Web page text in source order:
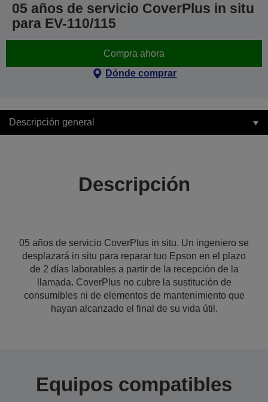
05 años de servicio CoverPlus in situ
para EV-110/115
Compra ahora
Dónde comprar
Descripción general
Descripción
05 años de servicio CoverPlus in situ. Un ingeniero se
desplazará in situ para reparar tuo Epson en el plazo
de 2 días laborables a partir de la recepción de la
llamada. CoverPlus no cubre la sustitución de
consumibles ni de elementos de mantenimiento que
hayan alcanzado el final de su vida útil.
Equipos compatibles